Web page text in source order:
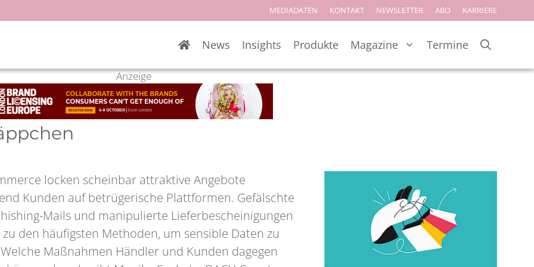
MEDIADATEN KONTAKT NEWSLETTER ABO KARRIERE
News Insights Produkte Magazine Termine
Anzeige
locken scheinbar attraktive Angebote
Kunden auf betrügerische Plattformen. Gefälschte
Mails und manipulierte Lieferbescheinigungen
den häufigsten Methoden, um sensible Daten zu
Maßnahmen Händler und Kunden dagegen